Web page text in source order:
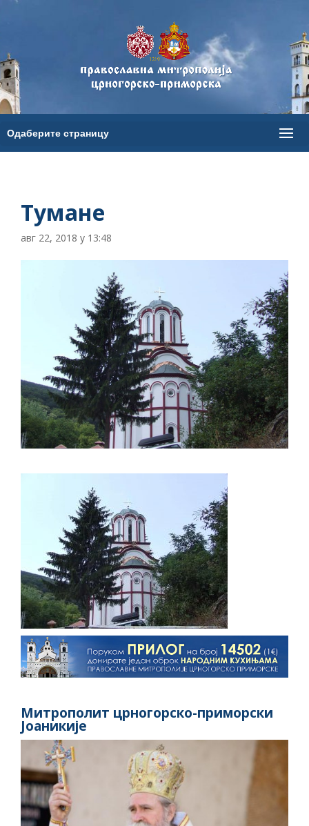
Тумане
авг 22, 2018 у 13:48
Митрополит црногорско-приморски
Јоаникије